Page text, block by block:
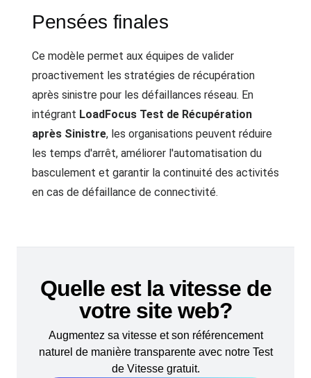
Pensées finales
Ce modèle permet aux équipes de valider
proactivement les stratégies de récupération
après sinistre pour les défaillances réseau. En
intégrant LoadFocus Test de Récupération
après Sinistre, les organisations peuvent réduire
les temps d'arrêt, améliorer l'automatisation du
basculement et garantir la continuité des activités
en cas de défaillance de connectivité.
Quelle est la vitesse de
votre site web?
Augmentez sa vitesse et son référencement
naturel de manière transparente avec notre Test
de Vitesse gratuit.